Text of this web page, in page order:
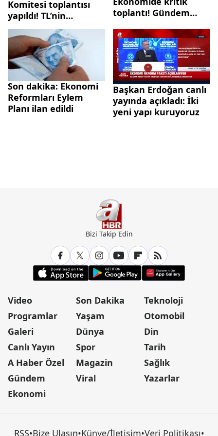
Komitesi toplantısı
yapıldı! TL’nin
korunması için
eşgüdüm mesajı
toplantı! Gündem
Son dakika: Ekonomi
Reformları Eylem
Planı ilan edildi
Başkan Erdoğan canlı
yayında açıkladı: İki
yeni yapı kuruyoruz
Bizi Takip Edin
Video
Programlar
Galeri
Canlı Yayın
A Haber Özel
Gündem
Ekonomi
Son Dakika
Yaşam
Dünya
Spor
Magazin
Viral
Teknoloji
Otomobil
Din
Tarih
Sağlık
Yazarlar
RSS•Bize Ulaşın•Künye/İletişim•Veri Politikası•